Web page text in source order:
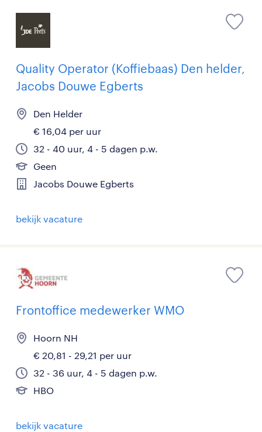
Quality Operator (Koffiebaas) Den helder,
Jacobs Douwe Egberts
Den Helder
€ 16,04 per uur
32 - 40 uur, 4 - 5 dagen p.w.
Geen
Jacobs Douwe Egberts
bekijk vacature
Frontoffice medewerker WMO
Hoorn NH
€ 20,81 - 29,21 per uur
32 - 36 uur, 4 - 5 dagen p.w.
HBO
bekijk vacature